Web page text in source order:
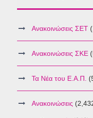
Ανακοινώσεις ΣΕΤ
Ανακοινώσεις ΣΚΕ
Τα Νέα του Ε.Α.Π.
Ανακοινώσεις